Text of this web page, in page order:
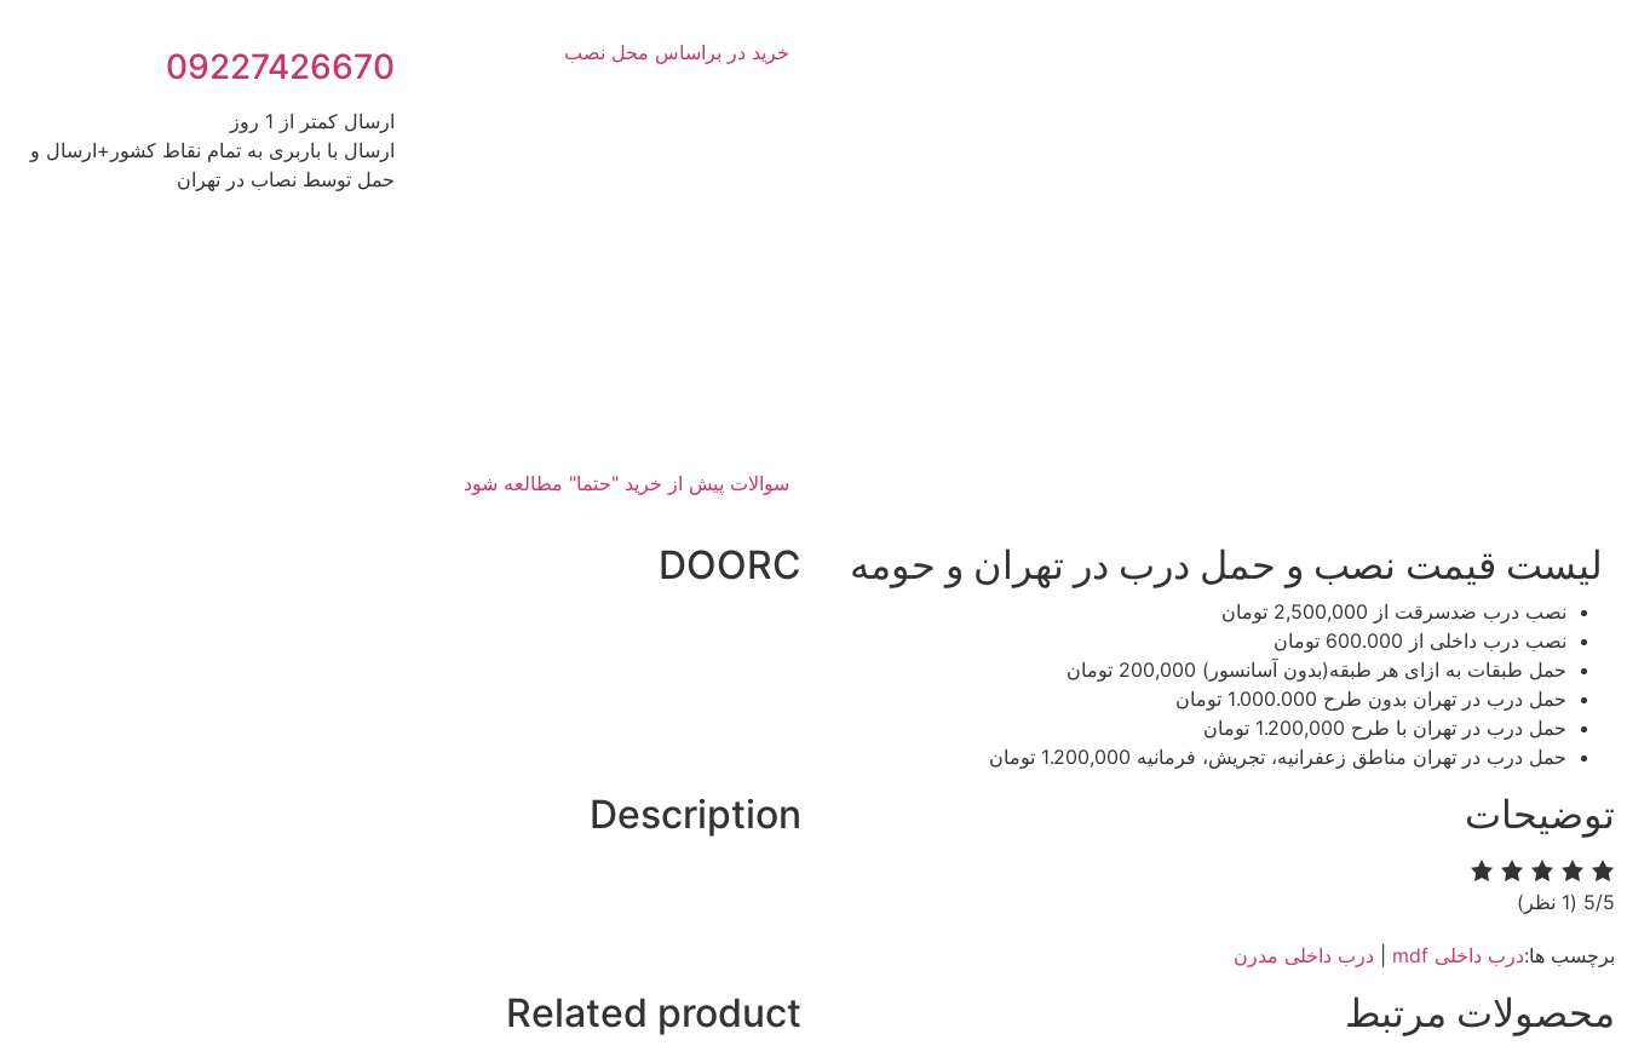
خرید در براساس محل نصب
سوالات پیش از خرید "حتما" مطالعه شود
09227426670
ارسال کمتر از 1 روز
ارسال با باربری به تمام نقاط کشور+ارسال و
حمل توسط نصاب در تهران
لیست قیمت نصب و حمل درب در تهران و حومه DOORC
نصب درب ضدسرقت از 2,500,000 تومان
نصب درب داخلی از 600.000 تومان
حمل طبقات به ازای هر طبقه(بدون آسانسور)​​ 200,000 تومان
حمل درب در تهران بدون طرح​​ 1.000.000 تومان
حمل درب در تهران با طرح​​ 1.200,000 تومان
حمل درب در تهران مناطق زعفرانیه، تجریش، فرمانیه​​ 1.200,000 تومان
توضیحات Description
‫5/5 ‫(1 نظر)
برچسب ها:درب داخلی mdf درب داخلی مدرن
محصولات مرتبط
Related product